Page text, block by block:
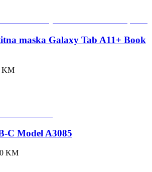
maska Galaxy Tab A11+ Book
KM
C Model A3085
KM